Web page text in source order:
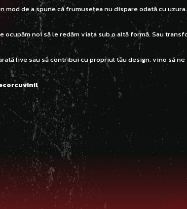
de a spune că frumusețea nu dispare odată cu
ocupăm noi să le redăm viața sub o altă formă. Sau
live sau să contribui cu propriul tău design, vino să